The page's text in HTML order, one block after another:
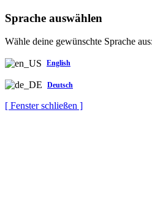
Sprache auswählen
Wähle deine gewünschte Sprache aus:
English
Deutsch
[ Fenster schließen ]